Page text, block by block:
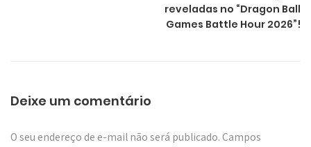
reveladas no “Dragon Ball
Games Battle Hour 2026”!
Deixe um comentário
O seu endereço de e-mail não será publicado. Campos